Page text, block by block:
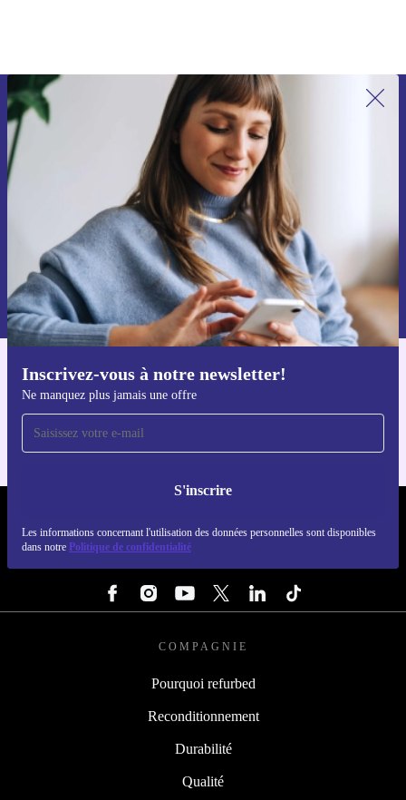
Inscrivez-vous à notre newsletter!
Ne manquez plus jamais une offre
S'inscrire
Les informations concernant l'utilisation des données personnelles sont disponibles
dans notre Politique de confidentialité
Recevoir offres et infos de refurbed
par mail
Ne manquez plus aucune offre.
S'inscrire
Retrouvez les informations sur l'utilisation des données personnelles
dans notre
politique de confidentialité.
Téléchargez l'application refurbed
Pour iOS et Android
COMPAGNIE
Pourquoi refurbed
Reconditionnement
Durabilité
Qualité